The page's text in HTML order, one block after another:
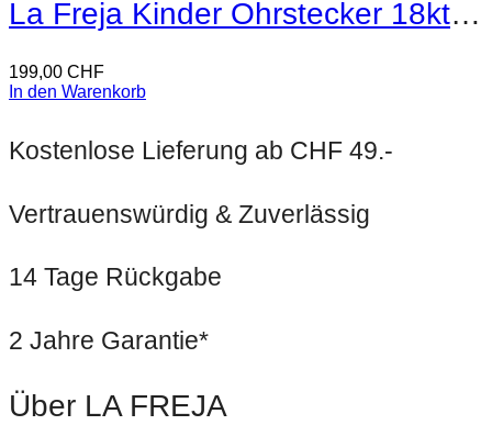
La Freja Kinder Ohrstecker 18kt Gold
199,00 CHF
In den Warenkorb
Kostenlose Lieferung ab CHF 49.-
Vertrauenswürdig & Zuverlässig
14 Tage Rückgabe
2 Jahre Garantie*
Über LA FREJA